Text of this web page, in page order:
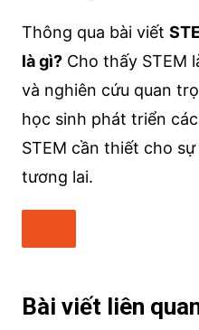
Thông qua bài viết
là gì?Cho thấy STEM
và nghiên cứu quan
học sinh phát triển
STEM cần thiết cho
tương lai.
Bài viết liên